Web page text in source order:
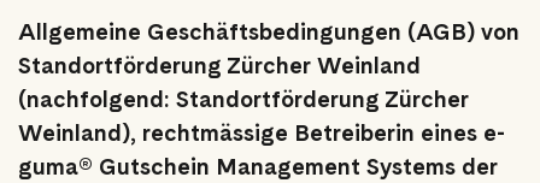
Allgemeine Geschäftsbedingungen (AGB) von
Standortförderung Zürcher Weinland
(nachfolgend: Standortförderung Zürcher
Weinland), rechtmässige Betreiberin eines e-
guma® Gutschein Management Systems der